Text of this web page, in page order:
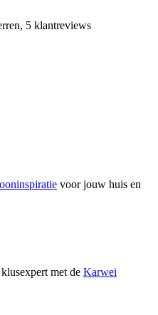
5 klantreviews
voor jouw huis en
met de Karwei